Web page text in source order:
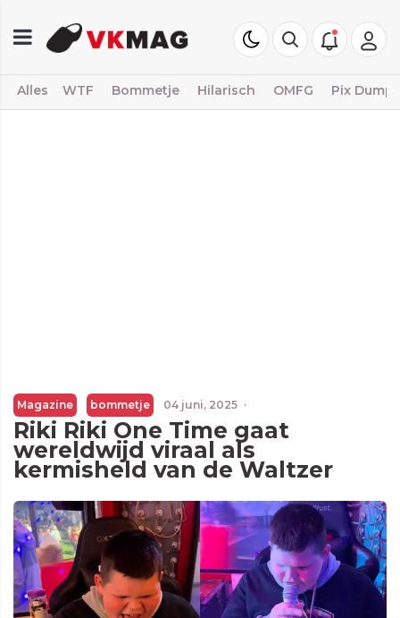
Alles WTF Bommetje Hilarisch OMFG Pix Dump
Magazine bommetje 04 juni, 2025 ·
Riki Riki One Time gaat
wereldwijd viraal als
kermisheld van de Waltzer